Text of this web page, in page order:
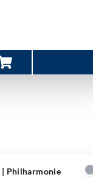
| Philharmonie